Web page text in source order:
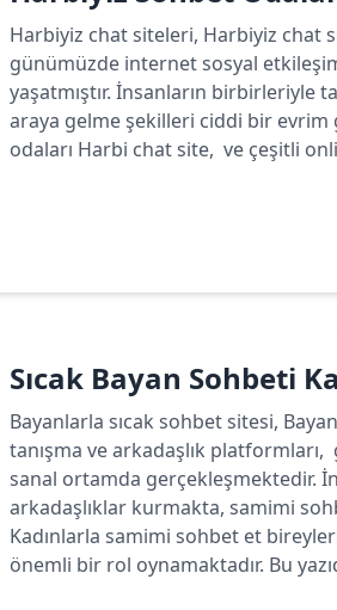
Harbiyiz chat siteleri, Harbiyiz chat
günümüzde internet sosyal
yaşatmıştır. İnsanların birbirleriyle
araya gelme şekilleri ciddi bir
odaları Harbi chat site, ve çeşitli
Sıcak Bayan Sohbeti
Bayanlarla sıcak sohbet sitesi,
tanışma ve arkadaşlık
sanal ortamda gerçekleşmektedir.
arkadaşlıklar kurmakta, samimi
Kadınlarla samimi sohbet et
önemli bir rol oynamaktadır. Bu